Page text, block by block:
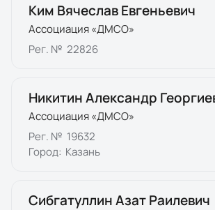
Ким Вячеслав Евгеньевич
Ассоциация «ДМСО»
Рег. № 22826
Никитин Александр
Ассоциация «ДМСО»
Рег. № 19632
Город: Казань
Сибгатуллин Азат Раилевич